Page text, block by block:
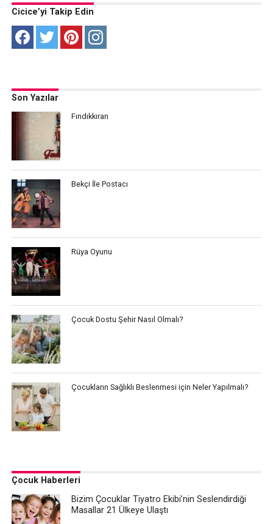
Cicice’yi Takip Edin
Son Yazılar
Fındıkkıran
Bekçi İle Postacı
Rüya Oyunu
Çocuk Dostu Şehir Nasıl Olmalı?
Çocukların Sağlıklı Beslenmesi için Neler Yapılmalı?
Çocuk Haberleri
Bizim Çocuklar Tiyatro Ekibi’nin Seslendirdiği
Masallar 21 Ülkeye Ulaştı